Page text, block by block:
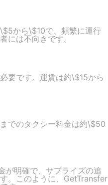
から\$10で、頻繁に運行
には不向きです。
要です。運賃は約\$15から
でのタクシー料金は約\$50
が明確で、サプライズの追
。このように、GetTransfer